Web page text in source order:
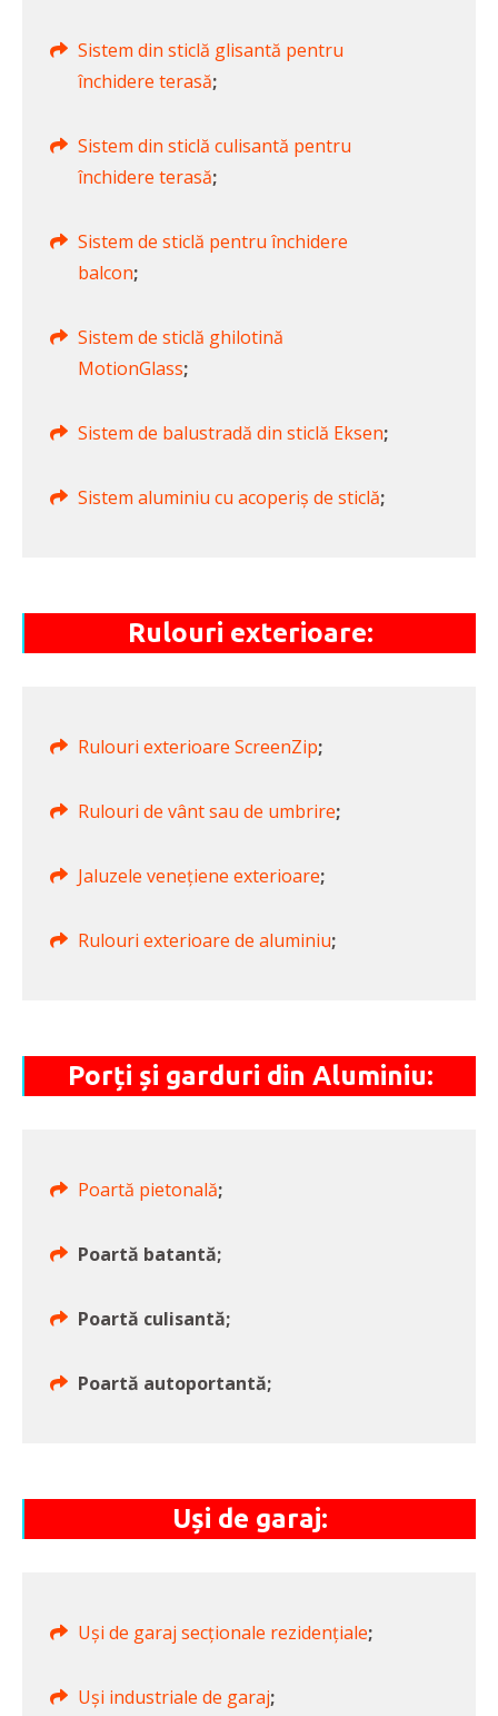
Sistem din sticlă glisantă pentru
închidere terasă;
Sistem din sticlă culisantă pentru
închidere terasă;
Sistem de sticlă pentru închidere
balcon;
Sistem de sticlă ghilotină
MotionGlass;
Sistem de balustradă din sticlă Eksen;
Sistem aluminiu cu acoperiș de sticlă;
Rulouri exterioare:
Rulouri exterioare ScreenZip;
Rulouri de vânt sau de umbrire;
Jaluzele venețiene exterioare;
Rulouri exterioare de aluminiu;
Porți și garduri din Aluminiu:
Poartă pietonală;
Poartă batantă;
Poartă culisantă;
Poartă autoportantă;
Uși de garaj:
Uși de garaj secționale rezidențiale;
Uși industriale de garaj;